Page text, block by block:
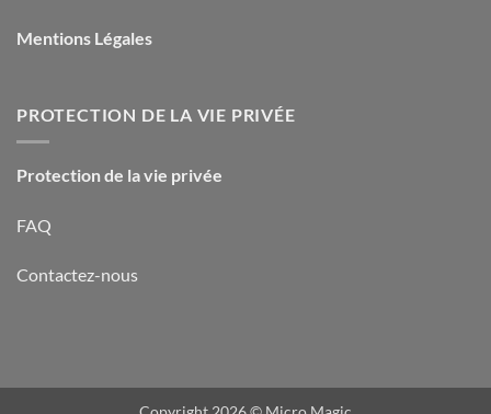
Mentions Légales
PROTECTION DE LA VIE PRIVÉE
Protection de la vie privée
FAQ
Contactez-nous